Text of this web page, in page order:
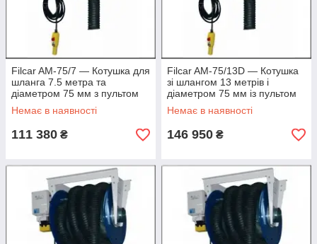
Filcar AM-75/7 — Котушка для
шланга 7.5 метра та
діаметром 75 мм з пультом
Д/К
Немає в наявності
111 380 ₴
Filcar AM-75/13D — Котушка
зі шлангом 13 метрів і
діаметром 75 мм із пультом
Немає в наявності
146 950 ₴